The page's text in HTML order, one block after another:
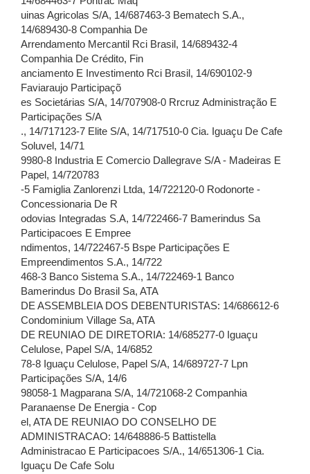
uinas Agricolas S/A, 14/687463-3 Bematech S.A.,
14/689430-8 Companhia De
Arrendamento Mercantil Rci Brasil, 14/689432-4
Companhia De Crédito, Fin
anciamento E Investimento Rci Brasil, 14/690102-9
Faviaraujo Participaçõ
es Societárias S/A, 14/707908-0 Rrcruz Administração E
Participações S/A
., 14/717123-7 Elite S/A, 14/717510-0 Cia. Iguaçu De Cafe
Soluvel, 14/71
9980-8 Industria E Comercio Dallegrave S/A - Madeiras E
Papel, 14/720783
-5 Famiglia Zanlorenzi Ltda, 14/722120-0 Rodonorte -
Concessionaria De R
odovias Integradas S.A, 14/722466-7 Bamerindus Sa
Participacoes E Empree
ndimentos, 14/722467-5 Bspe Participações E
Empreendimentos S.A., 14/722
468-3 Banco Sistema S.A., 14/722469-1 Banco
Bamerindus Do Brasil Sa, ATA
DE ASSEMBLEIA DOS DEBENTURISTAS: 14/686612-6
Condominium Village Sa, ATA
DE REUNIAO DE DIRETORIA: 14/685277-0 Iguaçu
Celulose, Papel S/A, 14/6852
78-8 Iguaçu Celulose, Papel S/A, 14/689727-7 Lpn
Participações S/A, 14/6
98058-1 Magparana S/A, 14/721068-2 Companhia
Paranaense De Energia - Cop
el, ATA DE REUNIAO DO CONSELHO DE
ADMINISTRACAO: 14/648886-5 Battistella
Administracao E Participacoes S/A., 14/651306-1 Cia.
Iguaçu De Cafe Solu